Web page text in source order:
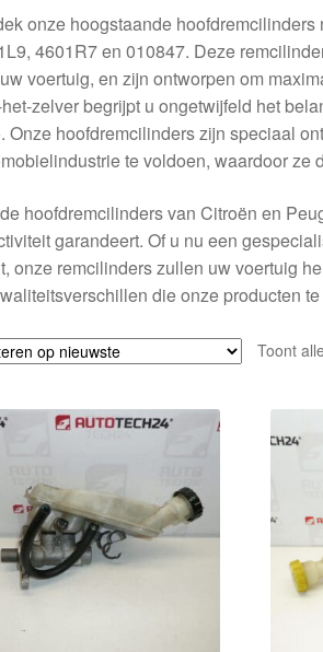
onze hoogstaande
4601R7 en 010847. Deze
voertuig, en zijn ontworpen om
zelver begrijpt u ongetwijfeld het
Onze hoofdremcilinders zijn speciaal
te voldoen, waardoor ze
hoofdremcilinders van Citroën en
garandeert. Of u nu een
onze remcilinders zullen uw voertuig
die onze producten
Toont